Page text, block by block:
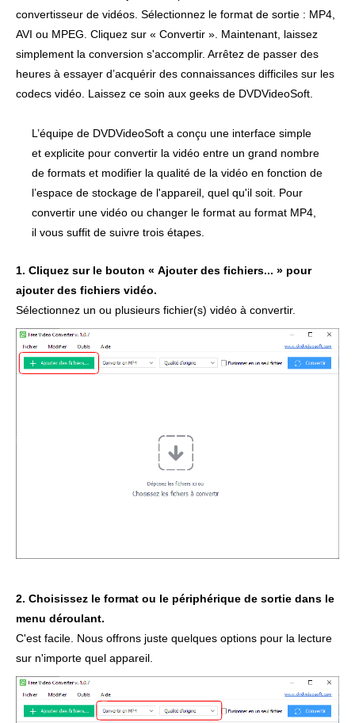
convertisseur de vidéos. Sélectionnez le format de sortie : MP4,
AVI ou MPEG. Cliquez sur « Convertir ». Maintenant, laissez
simplement la conversion s'accomplir. Arrêtez de passer des
heures à essayer d’acquérir des connaissances difficiles sur les
codecs vidéo. Laissez ce soin aux geeks de DVDVideoSoft.
L’équipe de DVDVideoSoft a conçu une interface simple
et explicite pour convertir la vidéo entre un grand nombre
de formats et modifier la qualité de la vidéo en fonction de
l’espace de stockage de l'appareil, quel qu'il soit. Pour
convertir une vidéo ou changer le format au format MP4,
il vous suffit de suivre trois étapes.
1. Cliquez sur le bouton « Ajouter des fichiers... » pour
ajouter des fichiers vidéo.
Sélectionnez un ou plusieurs fichier(s) vidéo à convertir.
2. Choisissez le format ou le périphérique de sortie dans le
menu déroulant.
C'est facile. Nous offrons juste quelques options pour la lecture
sur n'importe quel appareil.